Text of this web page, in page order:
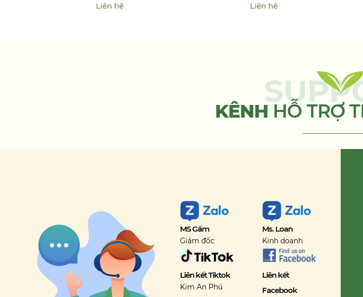
Liên hệ
Liên hệ
KÊNH HỖ TRỢ
MS Gấm
Giám đốc
Ms. Loan
Kinh doanh
Liên kết Tiktok
Kim An Phú
Liên kết
Facebook